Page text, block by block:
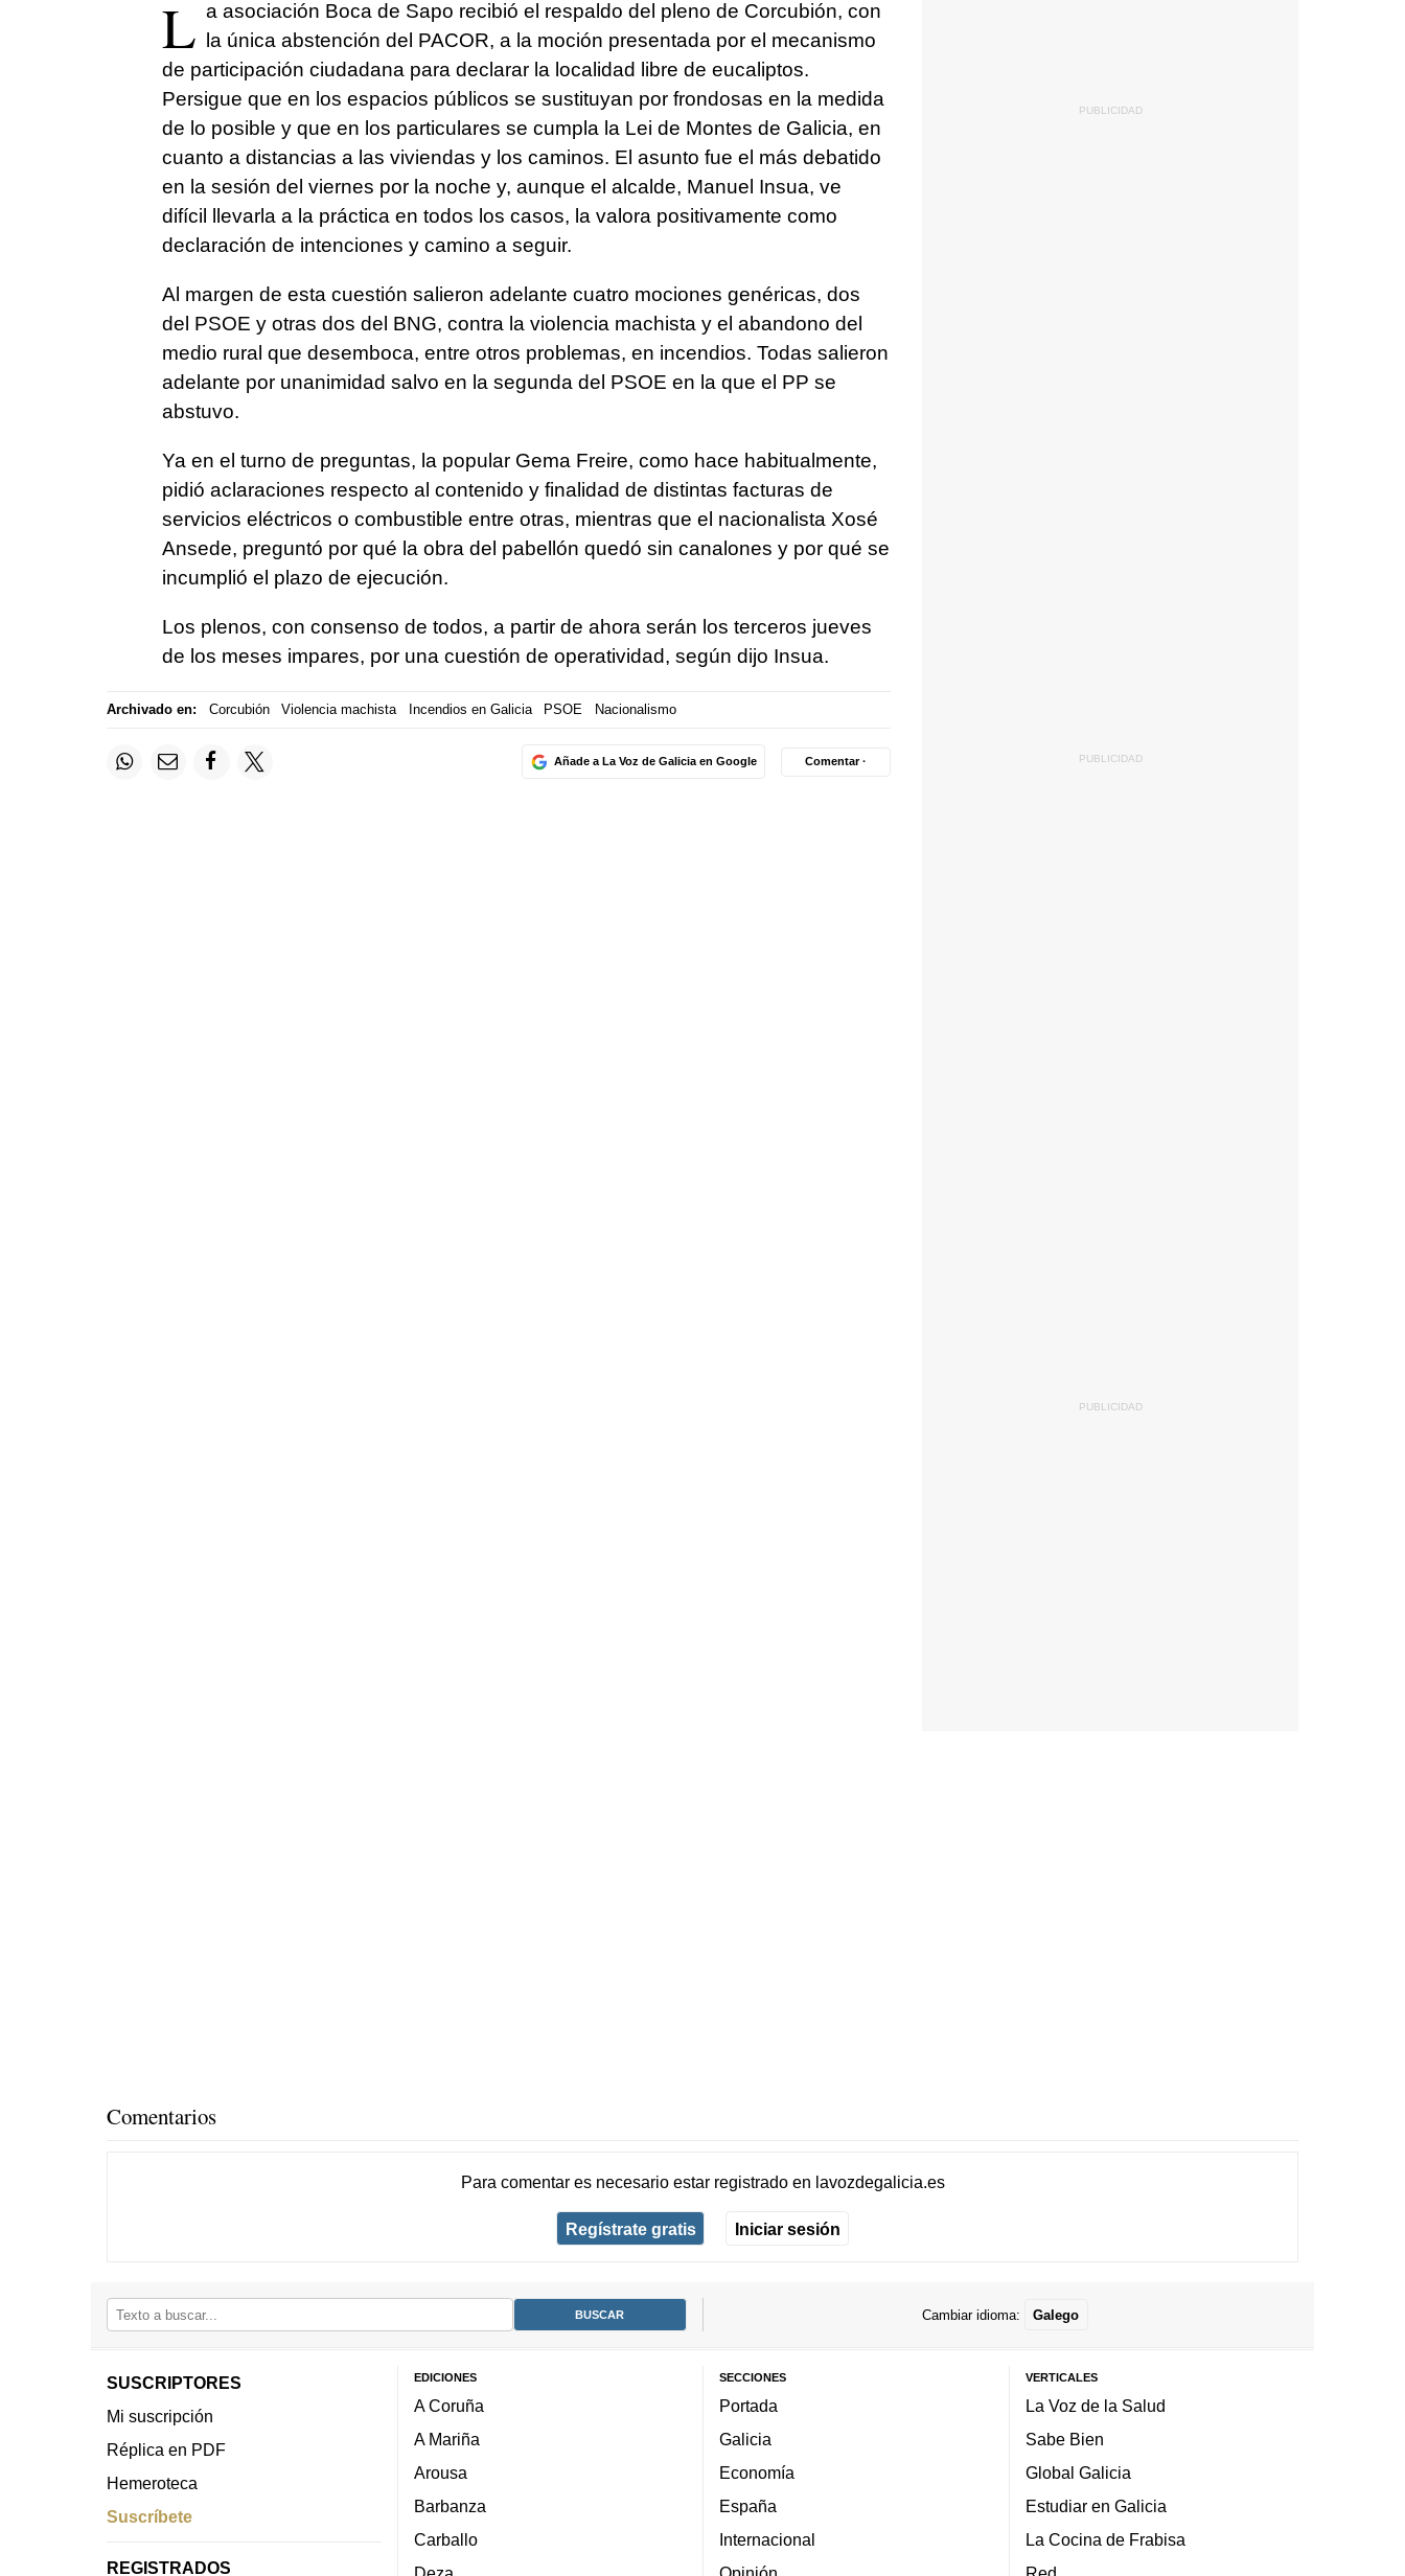
L a asociación Boca de Sapo recibió el respaldo del pleno de Corcubión, con
la única abstención del PACOR, a la moción presentada por el mecanismo
de participación ciudadana para declarar la localidad libre de eucaliptos.
Persigue que en los espacios públicos se sustituyan por frondosas en la medida
de lo posible y que en los particulares se cumpla la Lei de Montes de Galicia, en
cuanto a distancias a las viviendas y los caminos. El asunto fue el más debatido
en la sesión del viernes por la noche y, aunque el alcalde, Manuel Insua, ve
difícil llevarla a la práctica en todos los casos, la valora positivamente como
declaración de intenciones y camino a seguir.
Al margen de esta cuestión salieron adelante cuatro mociones genéricas, dos
del PSOE y otras dos del BNG, contra la violencia machista y el abandono del
medio rural que desemboca, entre otros problemas, en incendios. Todas salieron
adelante por unanimidad salvo en la segunda del PSOE en la que el PP se
abstuvo.
Ya en el turno de preguntas, la popular Gema Freire, como hace habitualmente,
pidió aclaraciones respecto al contenido y finalidad de distintas facturas de
servicios eléctricos o combustible entre otras, mientras que el nacionalista Xosé
Ansede, preguntó por qué la obra del pabellón quedó sin canalones y por qué se
incumplió el plazo de ejecución.
Los plenos, con consenso de todos, a partir de ahora serán los terceros jueves
de los meses impares, por una cuestión de operatividad, según dijo Insua.
Archivado en: Corcubión Violencia machista Incendios en Galicia PSOE Nacionalismo
Añade a La Voz de Galicia en Google Comentar ·
Comentarios
Para comentar es necesario estar registradoen lavozdegalicia.es
Regístrate gratis Iniciar sesión
Cambiar idioma: Galego
SUSCRIPTORES
Mi suscripción
Réplica en PDF
Hemeroteca
Suscríbete
REGISTRADOS
EDICIONES
A Coruña
A Mariña
Arousa
Barbanza
Carballo
SECCIONES
Portada
Galicia
Economía
España
Internacional
VERTICALES
La Voz de la Salud
Sabe Bien
Global Galicia
Estudiar en Galicia
La Cocina de Frabisa